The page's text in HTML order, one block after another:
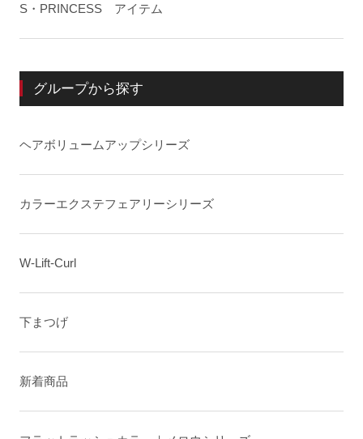
S・PRINCESS アイテム
グループから探す
ヘアボリュームアップシリーズ
カラーエクステフェアリーシリーズ
W-Lift-Curl
下まつげ
新着商品